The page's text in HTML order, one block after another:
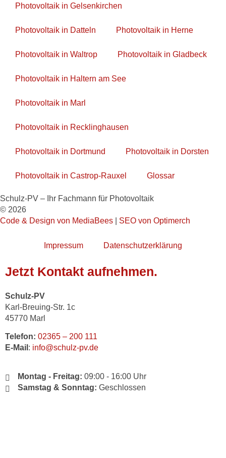
Photovoltaik in Gelsenkirchen
Photovoltaik in Datteln Photovoltaik in Herne
Photovoltaik in Waltrop Photovoltaik in Gladbeck
Photovoltaik in Haltern am See
Photovoltaik in Marl
Photovoltaik in Recklinghausen
Photovoltaik in Dortmund Photovoltaik in Dorsten
Photovoltaik in Castrop-Rauxel Glossar
Schulz-PV – Ihr Fachmann für Photovoltaik
© 2026
Code & Design von MediaBees
SEO von Optimerch
Impressum Datenschutzerklärung
Jetzt Kontakt aufnehmen.
Schulz-PV
Karl-Breuing-Str. 1c
45770 Marl
Telefon: 02365 – 200 111
E-Mail : info@schulz-pv.de
Montag - Freitag: 09:00 - 16:00 Uhr
Samstag & Sonntag: Geschlossen